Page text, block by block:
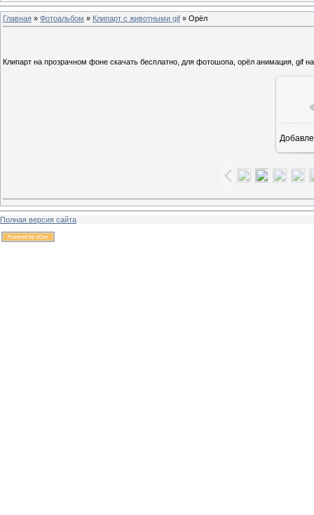
Главная » Фотоальбом » Клипарт с животными gif » Орёл
Клипарт на прозрачном фоне скачать бесплатно, для фотошопа, орёл анимация, gif
Полная версия сайта